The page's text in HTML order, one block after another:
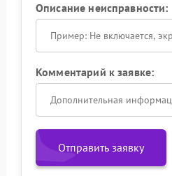
Описание неисправности:
Комментарий к заявке:
Отправить заявку